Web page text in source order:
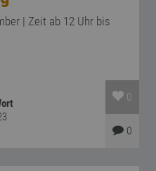
| Zeit ab 12 Uhr bis
0
0